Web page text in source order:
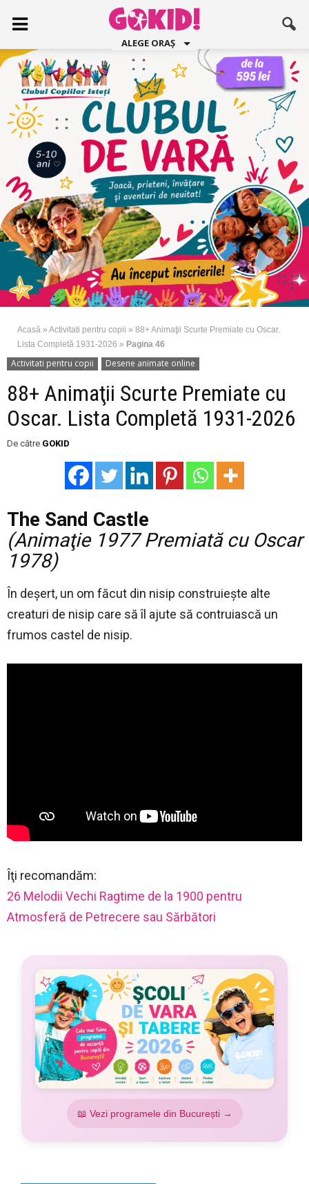
ALEGE ORAȘ
Acasă » Activitati pentru copii » 88+ Animaţii Scurte Premiate cu Oscar.
Lista Completă 1931-2026 » Pagina 46
Activitati pentru copii Desene animate online
88+ Animaţii Scurte Premiate cu
Oscar. Lista Completă 1931-2026
De către GOKID
The Sand Castle
(Animaţie 1977 Premiată cu Oscar
1978)
În deșert, un om făcut din nisip construiește alte
creaturi de nisip care să îl ajute să contruiască un
frumos castel de nisip.
Îţi recomandăm:
26 Melodii Vechi Ragtime de la 1900 pentru
Atmosferă de Petrecere sau Sărbători
📖 Vezi programele din București →